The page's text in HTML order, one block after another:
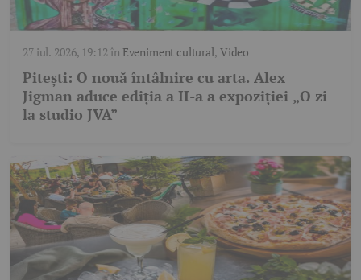
27 iul. 2026, 19:12 în Eveniment cultural, Video
Pitești: O nouă întâlnire cu arta. Alex
Jigman aduce ediția a II-a a expoziției „O zi
la studio JVA”